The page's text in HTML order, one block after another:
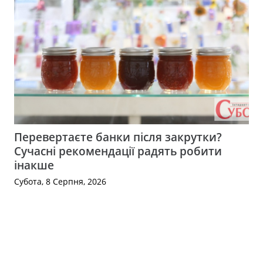
Перевертаєте банки після закрутки?
Сучасні рекомендації радять робити
інакше
Субота, 8 Серпня, 2026